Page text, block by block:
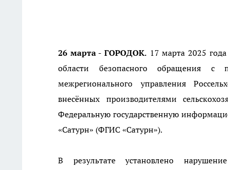
26 марта - ГОРОДОК. 17 марта 2025
области безопасного обращения с
межрегионального управления
внесённых производителями
Федеральную государственную
«Сатурн» (ФГИС «Сатурн»).
В результате установлено